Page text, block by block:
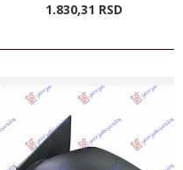
1.830,31 RSD